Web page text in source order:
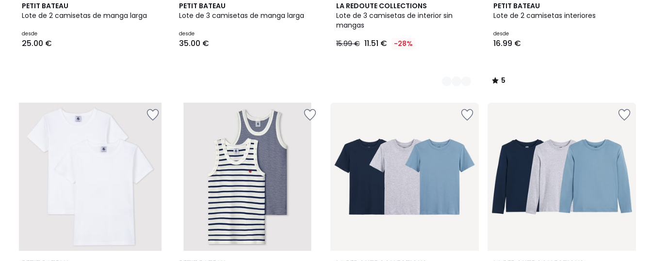
PETIT BATEAU
Lote de 2 camisetas de manga larga
Precio
a
desde
25.00 €
PETIT BATEAU
Lote de 3 camisetas de manga larga
desde
35.00 €
LA REDOUTE COLLECTIONS
Lote de 3 camisetas de interior sin
mangas
15.99 € 11.51 € -28%
2
Colores
PETIT BATEAU
Lote de 2 camisetas interiores
desde
16.99 €
5
/
5
/